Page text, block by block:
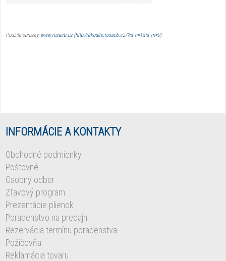
Použité obrázky:www.rosacb.cz(http://ekodite.rosacb.cz/?id_h=1&id_m=0)
INFORMÁCIE A KONTAKTY
Obchodné podmienky
Poštovné
Osobný odber
Zľavový program
Prezentácie plienok
Poradenstvo na predajni
Rezervácia termínu poradenstva
Požičovňa
Reklamácia tovaru